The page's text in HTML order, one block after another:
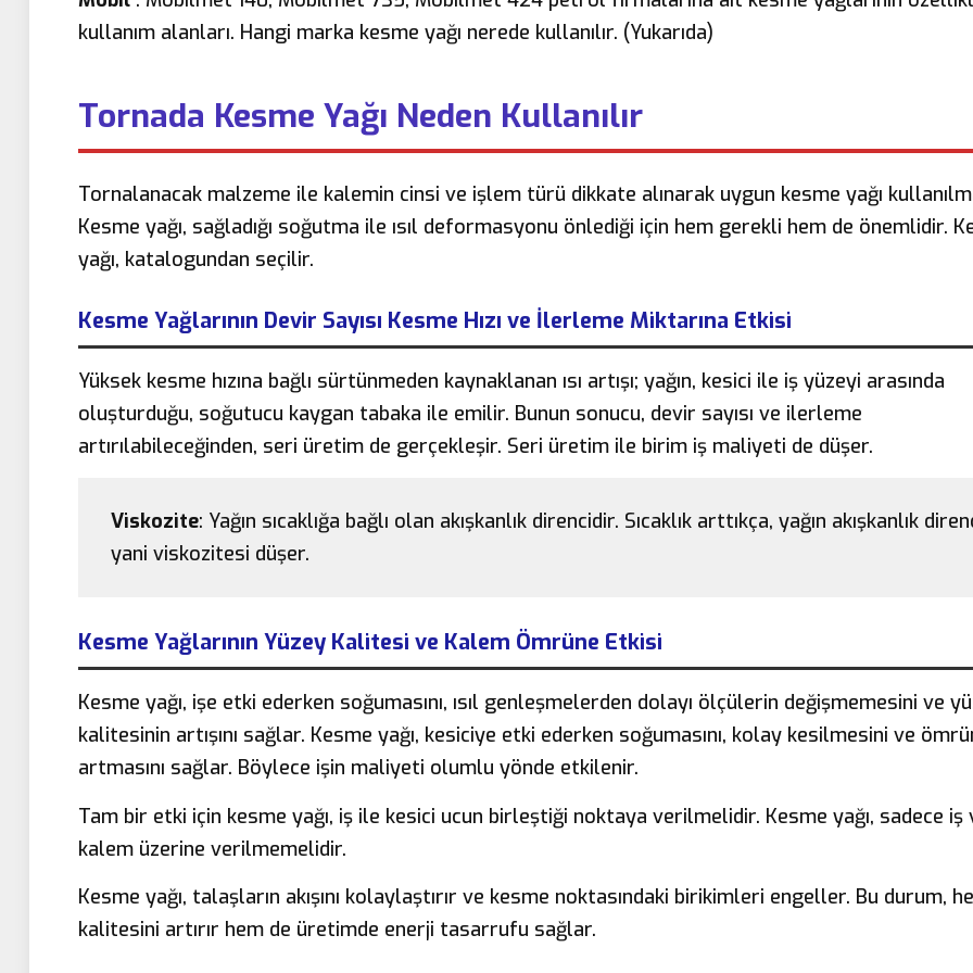
kullanım alanları. Hangi marka kesme yağı nerede kullanılır. (Yukarıda)
Tornada Kesme Yağı Neden Kullanılır
Tornalanacak malzeme ile kalemin cinsi ve işlem türü dikkate alınarak uygun kesme yağı
Kesme yağı, sağladığı soğutma ile ısıl deformasyonu önlediği için hem gerekli hem de önemlidir.
yağı, katalogundan seçilir.
Kesme Yağlarının Devir Sayısı Kesme Hızı ve İlerleme Miktarına Etkisi
Yüksek kesme hızına bağlı sürtünmeden kaynaklanan ısı artışı; yağın, kesici ile iş yüzeyi arasında
oluşturduğu, soğutucu kaygan tabaka ile emilir. Bunun sonucu, devir sayısı ve ilerleme
artırılabileceğinden, seri üretim de gerçekleşir. Seri üretim ile birim iş maliyeti de düşer.
Viskozite: Yağın sıcaklığa bağlı olan akışkanlık direncidir. Sıcaklık arttıkça, yağın akışkanlık
yani viskozitesi düşer.
Kesme Yağlarının Yüzey Kalitesi ve Kalem Ömrüne Etkisi
Kesme yağı, işe etki ederken soğumasını, ısıl genleşmelerden dolayı ölçülerin değişmemesini ve
kalitesinin artışını sağlar. Kesme yağı, kesiciye etki ederken soğumasını, kolay kesilmesini ve
artmasını sağlar. Böylece işin maliyeti olumlu yönde etkilenir.
Tam bir etki için kesme yağı, iş ile kesici ucun birleştiği noktaya verilmelidir. Kesme yağı, sadece iş
kalem üzerine verilmemelidir.
Kesme yağı, talaşların akışını kolaylaştırır ve kesme noktasındaki birikimleri engeller. Bu durum,
kalitesini artırır hem de üretimde enerji tasarrufu sağlar.